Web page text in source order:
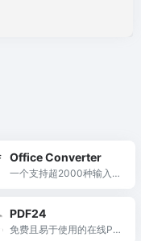
Office Converter
一个支持超2000种输入和
持1GB文件及批量处理，
无需安装任何软件。
PDF24
免费且易于使用的在线PD